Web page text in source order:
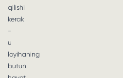
qilishi
kerak
-
u
loyihaning
butun